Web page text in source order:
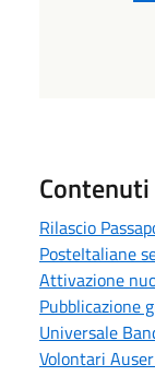
Rilascio
PosteItaliane
Attivazione
Pubblicazione
Universale
Volontari Auser